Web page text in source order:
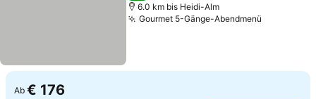
6.0 km bis Heidi-Alm
Gourmet 5-Gänge-Abendmenü
Ab € 176